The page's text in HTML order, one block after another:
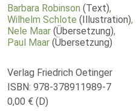
Barbara Robinson (Text),
Wilhelm Schlote (Illustration),
Nele Maar (Übersetzung),
Paul Maar (Übersetzung)
Verlag Friedrich Oetinger
ISBN: 978-378911989-7
0,00 € (D)